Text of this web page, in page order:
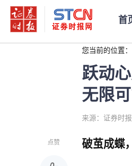
首
您当前的位置：
跃动
无限
来源：证券时
点赞 破茧成蝶